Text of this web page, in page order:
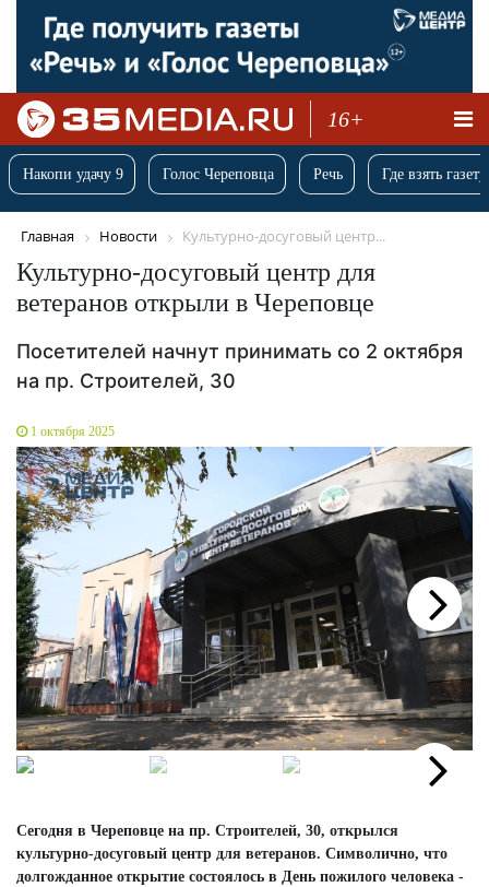
16+
Накопи удачу 9 Голос Череповца Речь Где взять
Главная Новости Культурно-досуговый центр...
Культурно-досуговый центр для
ветеранов открыли в Череповце
Посетителей начнут принимать со 2 октября
на пр. Строителей, 30
1 октября 2025
Next
Сегодня в Череповце на пр. Строителей, 30, открылся
культурно-досуговый центр для ветеранов. Символично, что
долгожданное открытие состоялось в День пожилого человека -